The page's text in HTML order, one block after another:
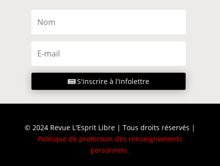
S'inscrire à l'infolettre
© 2024 Revue L'Esprit Libre | Tous droits réservés |
Politique de protection des renseignements
personnels.